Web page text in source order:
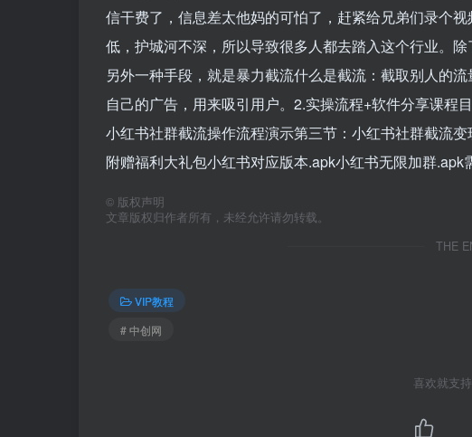
信干费了，信息差太他妈的可怕了，赶紧给兄弟们录个
低，护城河不深，所以导致很多人都去踏入这个行业。
另外一种手段，就是暴力截流什么是截流：截取别人的
自己的广告，用来吸引用户。2.实操流程+软件分享课程
小红书社群截流操作流程演示第三节：小红书社群截流
附赠福利大礼包小红书对应版本.apk小红书无限加群.apk
© 版权声明
文章版权归作者所有，未经允许请勿转载。
THE
VIP教程
# 中创网
喜欢就支